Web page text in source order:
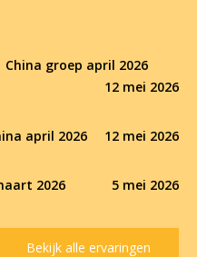
China groep april 2026
12 mei 2026
april 2026 12 mei 2026
2026 5 mei 2026
Bekijk alle ervaringen